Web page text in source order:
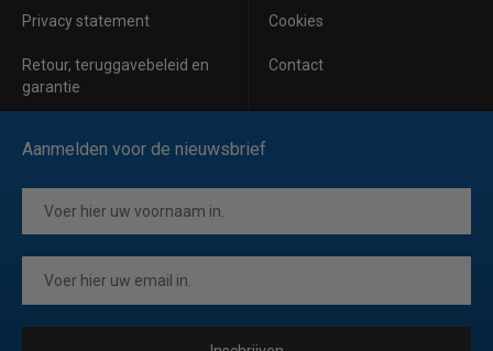
Privacy statement Cookies
Retour, teruggavebeleid en
garantie
Contact
Aanmelden voor de nieuwsbrief